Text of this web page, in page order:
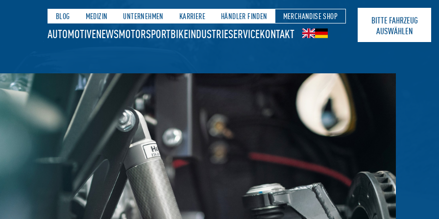
BLOG MEDIZIN UNTERNEHMEN KARRIERE HÄNDLER FINDEN MERCHANDISE SHOP
AUTOMOTIVENEWSMOTORSPORTBIKEINDUSTRIESERVICEKONTAKT
BITTE FAHRZEUG
AUSWÄHLEN